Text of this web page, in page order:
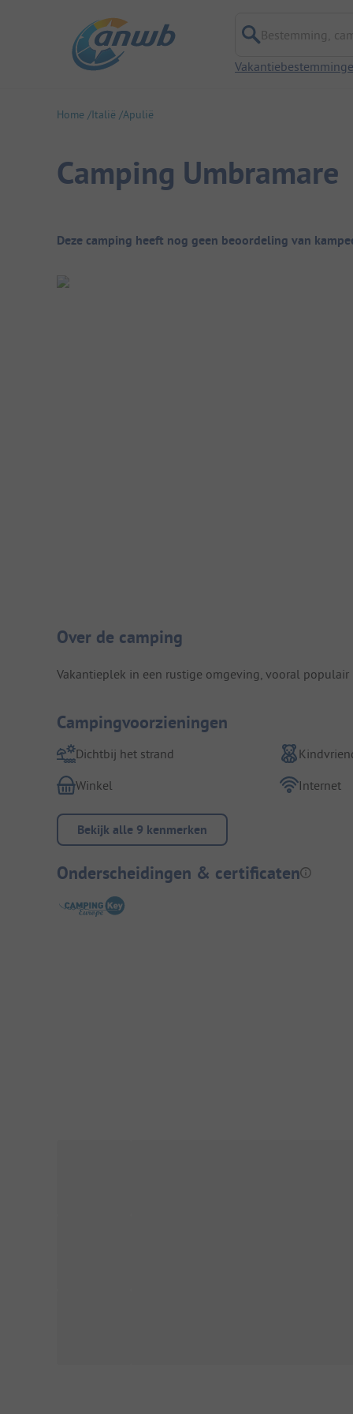
Bestemming,
Home Italië Apulië
Camping Umbramare
Camping overzicht
Deze camping heeft nog geen beoordeling van
Camping introductie
Over de camping
Vakantieplek in een rustige omgeving, vooral populair
Campingvoorzieningen
Dichtbij het strand
Winkel
Internet
Bekijk alle 9 kenmerken
Onderscheidingen & certificaten